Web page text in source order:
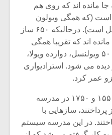
۱۱۰ ساز به جا مانده اند که روی هم
دست است (که همگی ویولون
هستند به جز یکی که ویولونسل است). درحالیکه ۶۵۰ ساز
اند که تقریبا همگی
ویولون هستند، اما در بین آنها ۵۰ ویولنسل، دوازده ویولا،
می شود. استرادیواری
عمر کرد.
در واقع تمام کسانی که بین ۱۵۵۰ و ۱۷۵۰ در مدرسه
سازهایی با
در این مدرسه سیستم